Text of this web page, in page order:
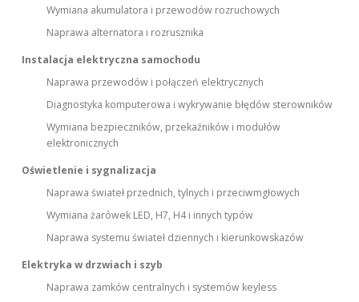
Wymiana akumulatora i przewodów rozruchowych
Naprawa alternatora i rozrusznika
Instalacja elektryczna samochodu
Naprawa przewodów i połączeń elektrycznych
Diagnostyka komputerowa i wykrywanie błędów sterowników
Wymiana bezpieczników, przekaźników i modułów
elektronicznych
Oświetlenie i sygnalizacja
Naprawa świateł przednich, tylnych i przeciwmgłowych
Wymiana żarówek LED, H7, H4 i innych typów
Naprawa systemu świateł dziennych i kierunkowskazów
Elektryka w drzwiach i szyb
Naprawa zamków centralnych i systemów keyless